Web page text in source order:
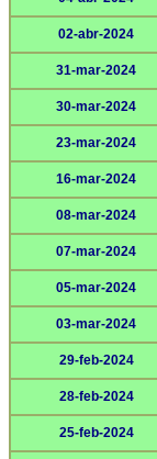
02-abr-2024
31-mar-2024
30-mar-2024
23-mar-2024
16-mar-2024
08-mar-2024
07-mar-2024
05-mar-2024
03-mar-2024
29-feb-2024
28-feb-2024
25-feb-2024